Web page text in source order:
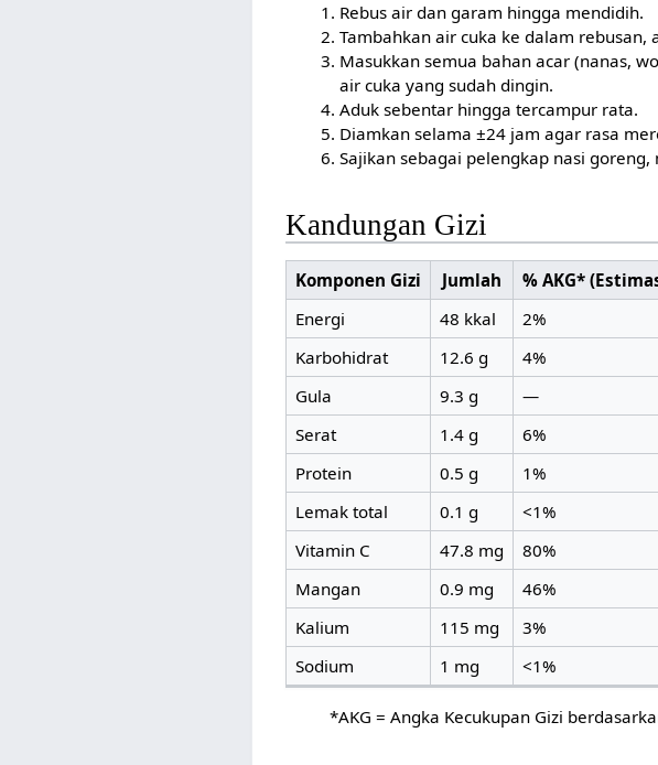
Rebus air dan garam hingga mendidih.
Tambahkan air cuka ke dalam
Masukkan semua bahan acar (nanas,
air cuka yang sudah dingin.
Aduk sebentar hingga tercampur rata.
Diamkan selama ±24 jam agar rasa
Sajikan sebagai pelengkap nasi
Kandungan Gizi
Komponen Gizi Jumlah % AKG*
Energi
48 kkal 2%
Karbohidrat
12.6 g 4%
Gula
9.3 g —
Serat
1.4 g 6%
Protein
0.5 g 1%
Lemak total
0.1 g <1%
Vitamin C
47.8 mg 80%
Mangan
0.9 mg 46%
Kalium
115 mg 3%
Sodium
1 mg <1%
*AKG = Angka Kecukupan Gizi